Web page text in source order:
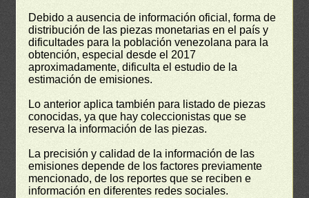
Debido a ausencia de información oficial, forma de
distribución de las piezas monetarias en el país y
dificultades para la población venezolana para la
obtención, especial desde el 2017
aproximadamente, dificulta el estudio de la
estimación de emisiones.
Lo anterior aplica también para listado de piezas
conocidas, ya que hay coleccionistas que se
reserva la información de las piezas.
La precisión y calidad de la información de las
emisiones depende de los factores previamente
mencionado, de los reportes que se reciben e
información en diferentes redes sociales.